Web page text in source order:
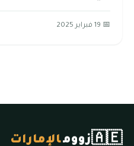
📅 19 فبراير 2025
🇦🇪زوومالإمارات